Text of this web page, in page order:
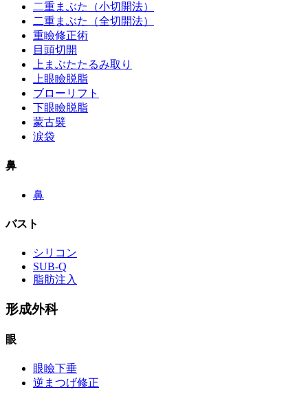
二重まぶた（小切開法）
二重まぶた（全切開法）
重瞼修正術
目頭切開
上まぶたたるみ取り
上眼瞼脱脂
ブローリフト
下眼瞼脱脂
蒙古襞
涙袋
鼻
鼻
バスト
シリコン
SUB-Q
脂肪注入
形成外科
眼
眼瞼下垂
逆まつげ修正